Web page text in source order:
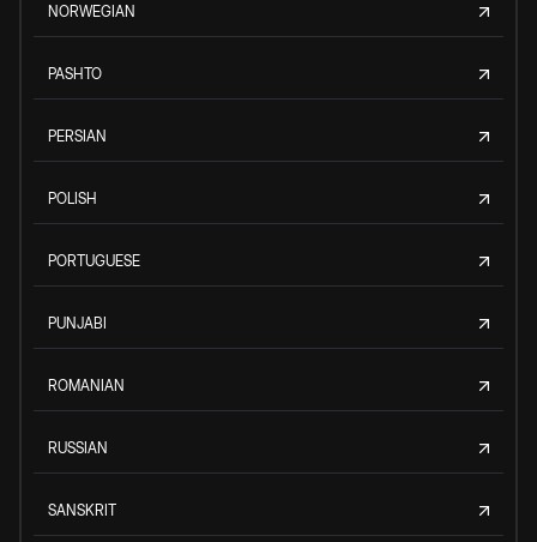
NORWEGIAN
PASHTO
PERSIAN
POLISH
PORTUGUESE
PUNJABI
ROMANIAN
RUSSIAN
SANSKRIT